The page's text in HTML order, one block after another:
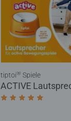
ACTIVE
Durchschnittliche
tiptoi® Spiele